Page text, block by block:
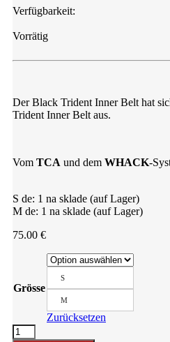
Verfügbarkeit:
Vorrätig
Der Black Trident Inner Belt hat
Trident Inner Belt aus.
Vom TCA und dem WHACK-
S de: 1 na sklade (auf Lager)
M de: 1 na sklade (auf Lager)
75.00 €
Grösse
S
M
Zurücksetzen
Black